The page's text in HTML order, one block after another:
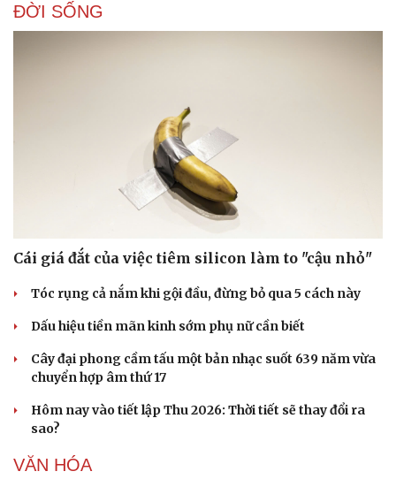
ĐỜI SỐNG
Cái giá đắt của việc tiêm silicon làm to "cậu nhỏ"
Tóc rụng cả nắm khi gội đầu, đừng bỏ qua 5 cách này
Dấu hiệu tiền mãn kinh sớm phụ nữ cần biết
Cây đại phong cầm tấu một bản nhạc suốt 639 năm vừa
chuyển hợp âm thứ 17
Hôm nay vào tiết lập Thu 2026: Thời tiết sẽ thay đổi ra
sao?
VĂN HÓA